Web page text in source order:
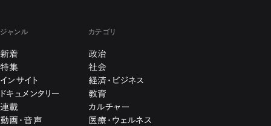
ジャンル
新着
特集
インサイト
ドキュメンタリー
連載
動画・音声
カテゴリ
政治
社会
経済・ビジネス
教育
カルチャー
医療・ウェルネス